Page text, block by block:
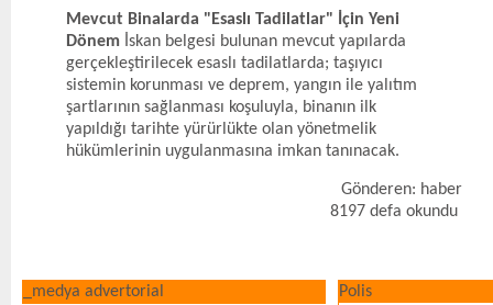
Mevcut Binalarda "Esaslı Tadilatlar" İçin Yeni
Dönem İskan belgesi bulunan mevcut yapılarda
gerçekleştirilecek esaslı tadilatlarda; taşıyıcı
sistemin korunması ve deprem, yangın ile yalıtım
şartlarının sağlanması koşuluyla, binanın ilk
yapıldığı tarihte yürürlükte olan yönetmelik
hükümlerinin uygulanmasına imkan tanınacak.
Gönderen: haber
8197 defa okundu
_medya advertorial
Polis